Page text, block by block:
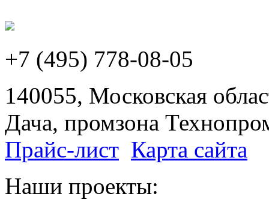
+7 (495) 778-08-05
140055, Московская
Дача, промзона
Прайс-лист Карта сайта
Наши проекты: